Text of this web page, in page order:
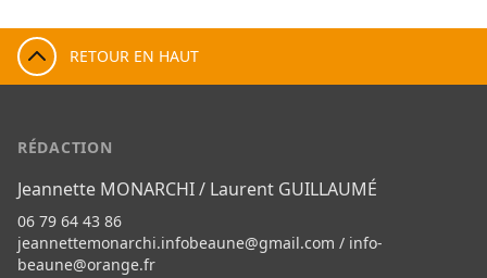
RETOUR EN HAUT
RÉDACTION
Jeannette MONARCHI / Laurent GUILLAUMÉ
06 79 64 43 86
jeannettemonarchi.infobeaune@gmail.com / info-
beaune@orange.fr